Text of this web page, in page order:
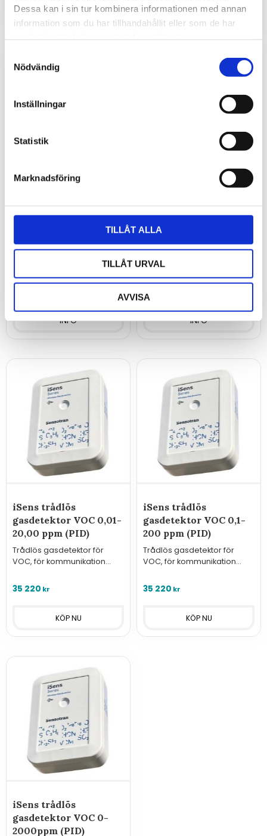
Dessa kan i sin tur kombinera informationen med annan
information som du har tillhandahållit eller som de har
Nödvändig
Inställningar
Statistik
Marknadsföring
TILLÅT ALLA
TILLÅT URVAL
AVVISA
INFO
m. WiFi konfig. &
Gaslarm för 0-1000 ppm
VOC med Smart Sensor och
konfigurering och kalibrering
via WiFI.
INFO
E2639-GSH
Smart Sensor för VOC 0-
E2639-GSH-serien
1 820
INFO
iSens trådlös
gasdetektor VOC 0,01-
20,00 ppm (PID)
Trådlös gasdetektor för
VOC, för kommunikation
larmcentraler.
35 220 kr
iSens trådlös
gasdetektor VOC 0,1-
200 ppm (PID)
Trådlös gasdetektor för
VOC, för kommunikation
larmcentraler.
35 220 kr
iSens trådlös
gasdetektor VOC 0-
2000ppm (PID)